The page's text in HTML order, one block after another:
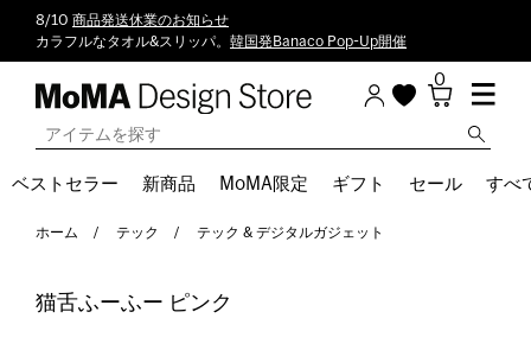
8/10 商品発送休業のお知らせ
カラフルなタオル&スリッパ。 韓国発Banaco Pop-Up開催
0
ベストセラー 新商品 MoMA限定 ギフト セール すべ
ホーム テック テック & デジタルガジェット
猫舌ふーふー ピンク